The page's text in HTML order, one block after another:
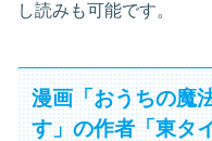
し読みも可能です。
漫画「おうちの魔
す」の作者「東タ